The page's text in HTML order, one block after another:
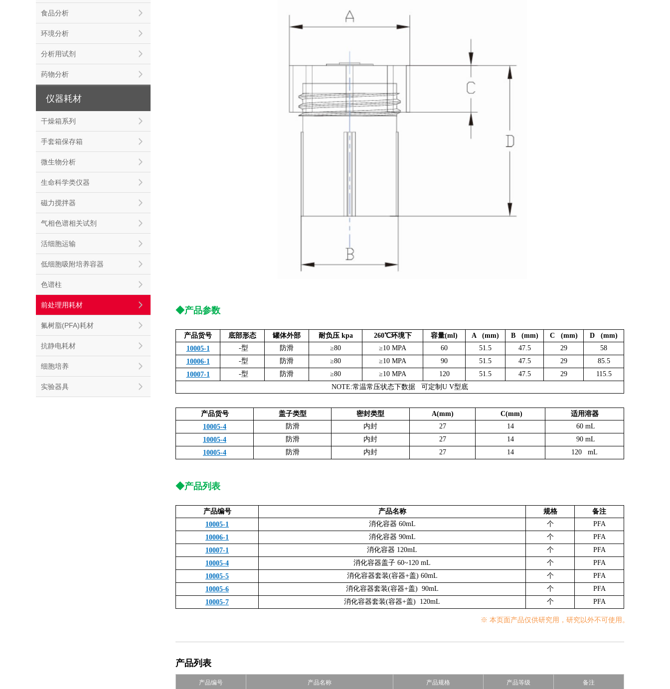
食品分析
环境分析
分析用试剂
药物分析
仪器耗材
干燥箱系列
手套箱保存箱
微生物分析
生命科学类仪器
磁力搅拌器
气相色谱相关试剂
活细胞运输
低细胞吸附培养容器
色谱柱
前处理用耗材
氟树脂(PFA)耗材
抗静电耗材
细胞培养
实验器具
◆产品参数
产品货号 底部形态 罐体外部 耐负压 kpa 260℃环境下 容量(ml) A (mm) B (mm) C (mm)
D (mm)
10005-1
-型 防滑 ≥80 ≥10 MPA 60 51.5 47.5 29
58
10006-1
-型 防滑 ≥80 ≥10 MPA 90 51.5 47.5 29
85.5
10007-1
-型 防滑 ≥80 ≥10 MPA 120 51.5 47.5 29
115.5
NOTE:常温常压状态下数据 可定制U V型底
产品货号 盖子类型 密封类型 A(mm) C(mm)
适用溶器
10005-4
防滑 内封 27 14
60 mL
10005-4
防滑 内封 27 14
90 mL
10005-4
防滑 内封 27 14 120 mL
◆产品列表
产品编号 产品名称 规格
备注
10005-1
消化容器 60mL 个
PFA
10006-1
消化容器 90mL 个
PFA
10007-1
消化容器 120mL 个
PFA
10005-4
消化容器盖子 60~120 mL 个
PFA
10005-5
消化容器套装(容器+盖) 60mL 个
PFA
10005-6
消化容器套装(容器+盖) 90mL 个
PFA
10005-7
消化容器套装(容器+盖) 120mL 个 PFA
※ 本页面产品仅供研究用，研究以外不可使用。
产品列表
产品编号 产品名称 产品规格 产品等级 备注